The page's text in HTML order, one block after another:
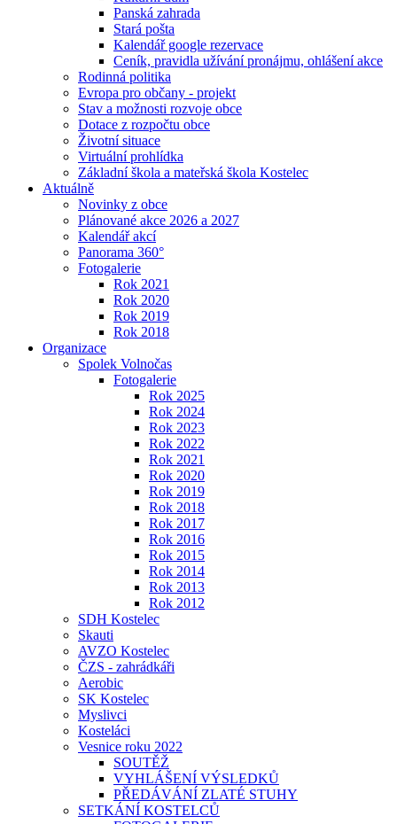
Panská zahrada
Stará pošta
Kalendář google rezervace
Ceník, pravidla užívání pronájmu, ohlášení akce
Rodinná politika
Evropa pro občany - projekt
Stav a možnosti rozvoje obce
Dotace z rozpočtu obce
Životní situace
Virtuální prohlídka
Základní škola a mateřská škola Kostelec
Aktuálně
Novinky z obce
Plánované akce 2026 a 2027
Kalendář akcí
Panorama 360°
Fotogalerie
Rok 2021
Rok 2020
Rok 2019
Rok 2018
Organizace
Spolek Volnočas
Fotogalerie
Rok 2025
Rok 2024
Rok 2023
Rok 2022
Rok 2021
Rok 2020
Rok 2019
Rok 2018
Rok 2017
Rok 2016
Rok 2015
Rok 2014
Rok 2013
Rok 2012
SDH Kostelec
Skauti
AVZO Kostelec
ČZS - zahrádkáři
Aerobic
SK Kostelec
Myslivci
Kosteláci
Vesnice roku 2022
SOUTĚŽ
VYHLÁŠENÍ VÝSLEDKŮ
PŘEDÁVÁNÍ ZLATÉ STUHY
SETKÁNÍ KOSTELCŮ